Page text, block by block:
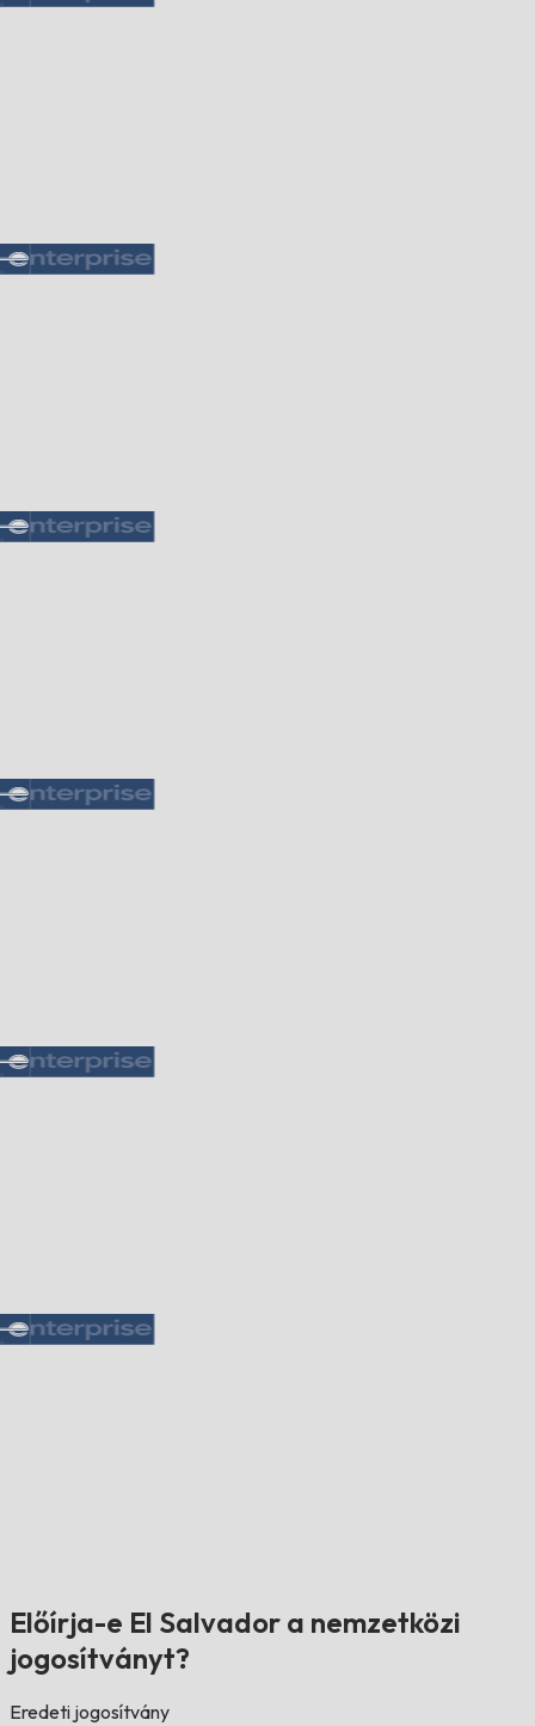
Előírja-e El Salvador a nemzetközi
jogosítványt?
Eredeti jogosítvány